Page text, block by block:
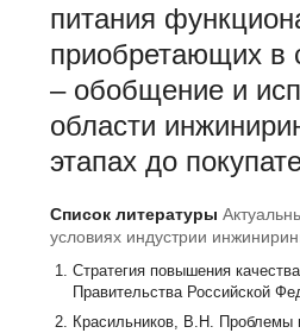
питания
приобретающих в
– обобщение и
области
этапах до
Список литературы
условиях индустрии
Стратегия повышения
Правительства Российской
Красильников, В.Н. Проблемы